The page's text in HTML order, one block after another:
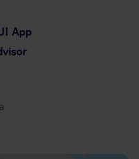
App